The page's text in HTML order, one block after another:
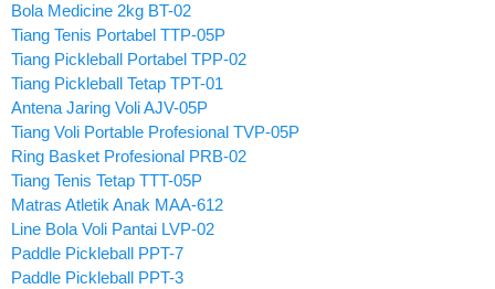
Bola Medicine 2kg BT-02
Tiang Tenis Portabel TTP-05P
Tiang Pickleball Portabel TPP-02
Tiang Pickleball Tetap TPT-01
Antena Jaring Voli AJV-05P
Tiang Voli Portable Profesional TVP-05P
Ring Basket Profesional PRB-02
Tiang Tenis Tetap TTT-05P
Matras Atletik Anak MAA-612
Line Bola Voli Pantai LVP-02
Paddle Pickleball PPT-7
Paddle Pickleball PPT-3